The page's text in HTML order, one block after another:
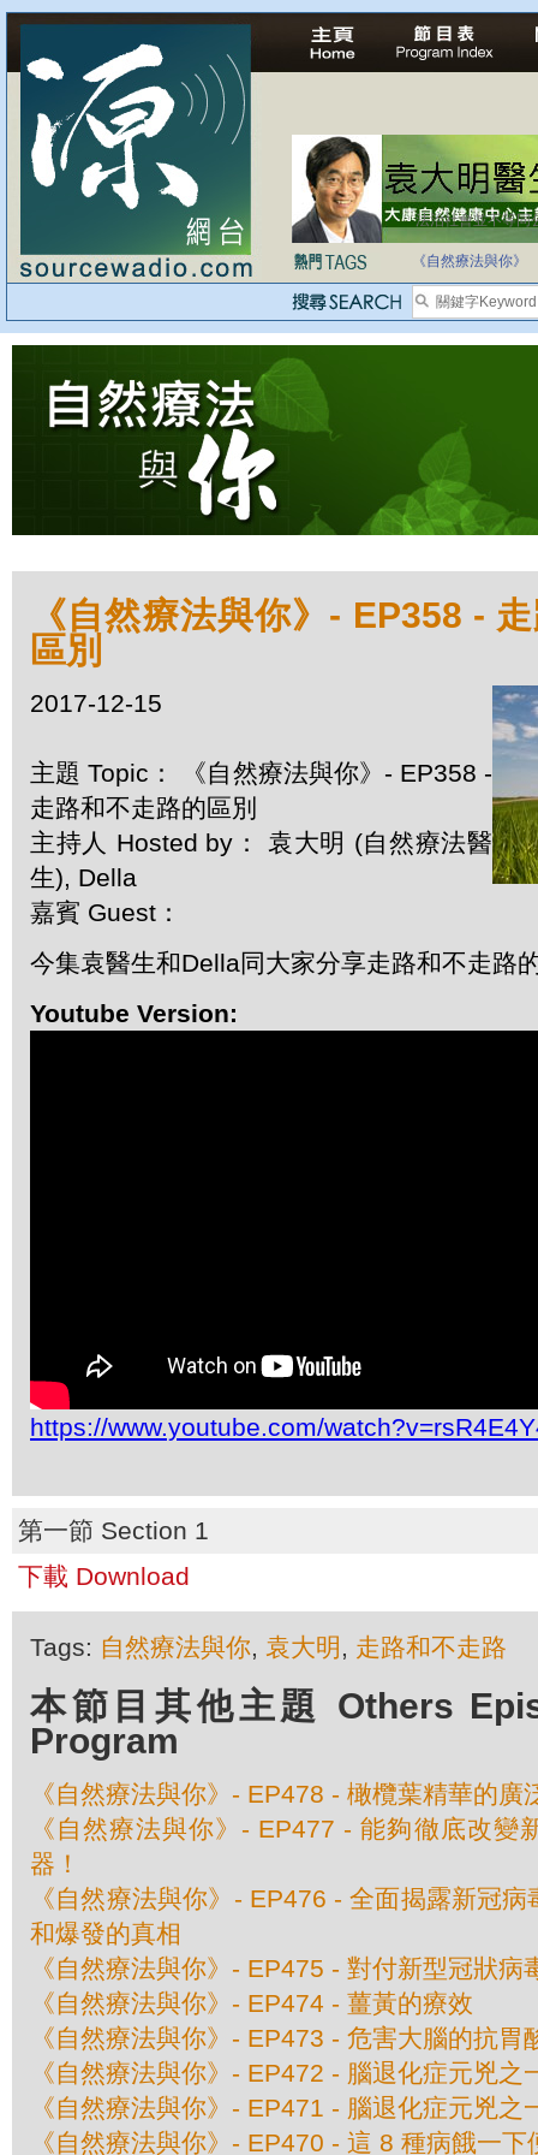
法治社會並不等同
《自然療法與你》
《自然療法與你》- EP358 -
區別
2017-12-15
主題 Topic： 《自然療法與你》- EP358 -
走路和不走路的區別
主持人 Hosted by： 袁大明 (自然療法醫
生), Della
嘉賓 Guest：
今集袁醫生和Della同大家分享走路和不走路
Youtube Version:
https://www.youtube.com/
第一節 Section 1
下載 Download
Tags: 自然療法與你, 袁大明 , 走路和不走路
本節目其他主題 Others
Program
《自然療法與你》- EP478 - 橄欖葉精華的廣
《自然療法與你》- EP477 - 能夠徹底改變
器！
《自然療法與你》- EP476 - 全面揭露新冠
和爆發的真相
《自然療法與你》- EP475 - 對付新型冠狀病
《自然療法與你》- EP474 - 薑黃的療效
《自然療法與你》- EP473 - 危害大腦的抗胃
《自然療法與你》- EP472 - 腦退化症元兇之
《自然療法與你》- EP471 - 腦退化症元兇之
《自然療法與你》- EP470 - 這 8 種病餓一下